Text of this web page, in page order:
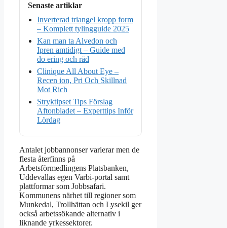
Senaste artiklar
Inverterad triangel kropp form
– Komplett tylingguide 2025
Kan man ta Alvedon och
Ipren amtidigt – Guide med
do ering och råd
Clinique All About Eye –
Recen ion, Pri Och Skillnad
Mot Rich
Stryktipset Tips Förslag
Aftonbladet – Experttips Inför
Lördag
Antalet jobbannonser varierar men de
flesta återfinns på
Arbetsförmedlingens Platsbanken,
Uddevallas egen Varbi-portal samt
plattformar som Jobbsafari.
Kommunens närhet till regioner som
Munkedal, Trollhättan och Lysekil ger
också arbetssökande alternativ i
liknande yrkessektorer.